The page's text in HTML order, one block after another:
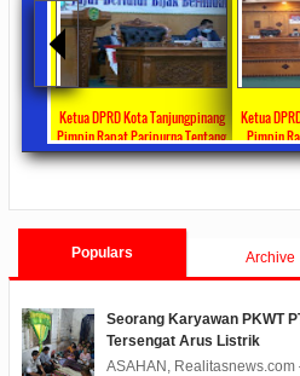
DTKS
Ketua DPRD Kota Tanjungpinang
Pimpin Rapat Paripurna Tentang
Jawaban Pandangan Umum Fraksi-
Ketua
Pimpin
Populars Archive
Seorang Karyawan PKWT
Tersengat Arus Listrik
ASAHAN,